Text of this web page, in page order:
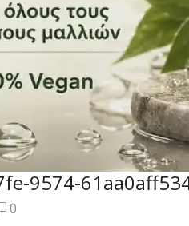
9574-
0